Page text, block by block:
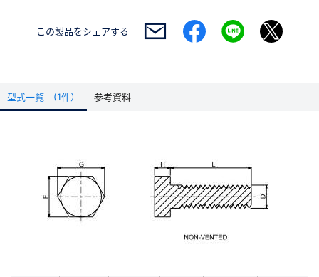
この製品をシェアする
型式一覧 (1件） 参考資料